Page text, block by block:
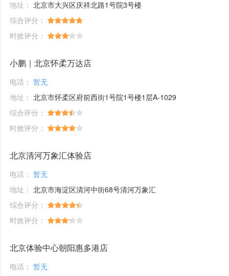
地址： 北京市大兴区庆祥北路1号院3号楼
综合评分：
时效评分：
小鹏｜北京怀柔万达店
电话： 暂无
地址： 北京市怀柔区府前西街1号院1号楼1层A-1029
综合评分：
时效评分：
北京清河万象汇体验店
电话： 暂无
地址： 北京市海淀区清河中街68号清河万象汇
综合评分：
时效评分：
北京体验中心朝阳惠多港店
电话： 暂无